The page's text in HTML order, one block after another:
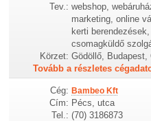
Tev.: webshop,
marketing, online
kerti
csomagküldő
Körzet: Gödöllő, Budapest,
Tovább a részletes
Cég: Bambeo Kft
Cím: Pécs, utca
Tel.: (70) 3186873